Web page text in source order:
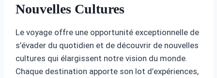
Nouvelles Cultures
Le voyage offre une opportunité exceptionnelle de
s’évader du quotidien et de découvrir de nouvelles
cultures qui élargissent notre vision du monde.
Chaque destination apporte son lot d’expériences,